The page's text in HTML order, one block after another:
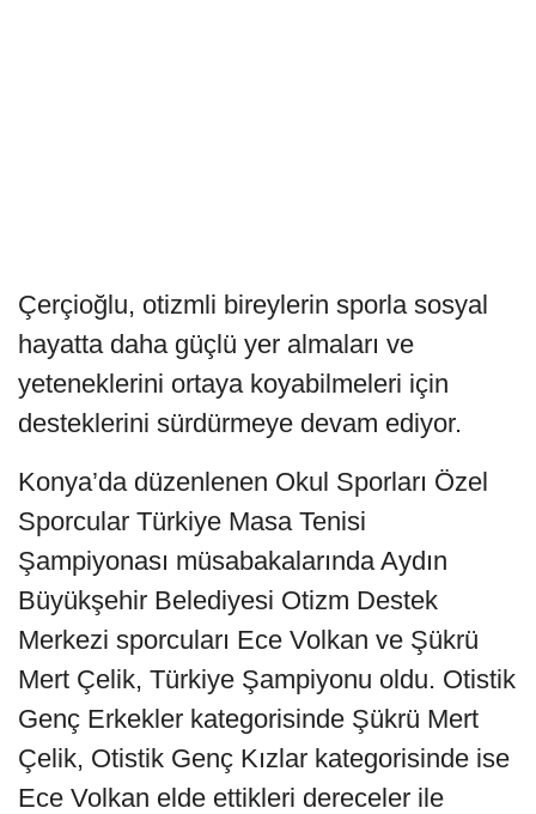
Çerçioğlu, otizmli bireylerin sporla sosyal
hayatta daha güçlü yer almaları ve
yeteneklerini ortaya koyabilmeleri için
desteklerini sürdürmeye devam ediyor.
Konya’da düzenlenen Okul Sporları Özel
Sporcular Türkiye Masa Tenisi
Şampiyonası müsabakalarında Aydın
Büyükşehir Belediyesi Otizm Destek
Merkezi sporcuları Ece Volkan ve Şükrü
Mert Çelik, Türkiye Şampiyonu oldu. Otistik
Genç Erkekler kategorisinde Şükrü Mert
Çelik, Otistik Genç Kızlar kategorisinde ise
Ece Volkan elde ettikleri dereceler ile